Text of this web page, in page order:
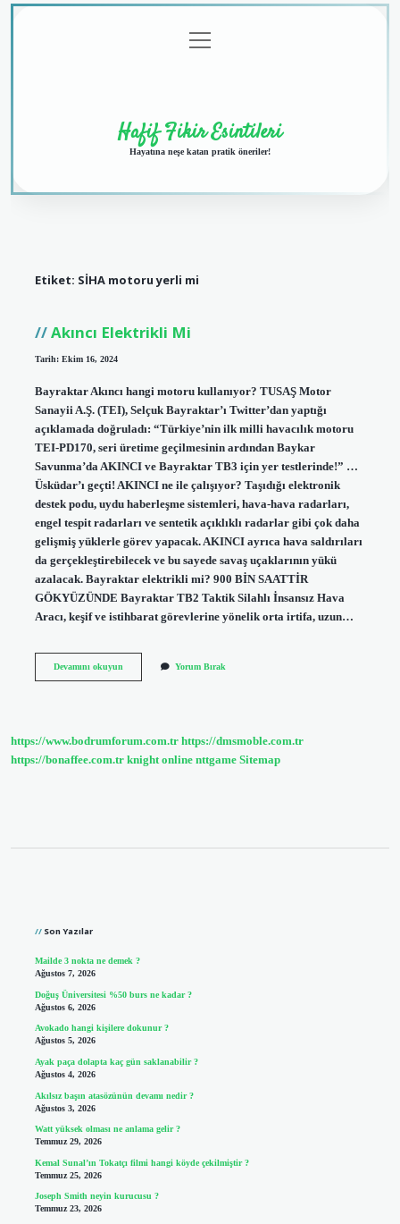
menüyü
aç
Hafif Fikir Esintileri
Hayatına neşe katan pratik öneriler!
Etiket: SİHA motoru yerli mi
Akıncı Elektrikli Mi
Tarih: Ekim 16, 2024
Bayraktar Akıncı hangi motoru kullanıyor? TUSAŞ Motor
Sanayii A.Ş. (TEI), Selçuk Bayraktar’ı Twitter’dan yaptığı
açıklamada doğruladı: “Türkiye’nin ilk milli havacılık motoru
TEI-PD170, seri üretime geçilmesinin ardından Baykar
Savunma’da AKINCI ve Bayraktar TB3 için yer testlerinde!” …
Üsküdar’ı geçti! AKINCI ne ile çalışıyor? Taşıdığı elektronik
destek podu, uydu haberleşme sistemleri, hava-hava radarları,
engel tespit radarları ve sentetik açıklıklı radarlar gibi çok daha
gelişmiş yüklerle görev yapacak. AKINCI ayrıca hava saldırıları
da gerçekleştirebilecek ve bu sayede savaş uçaklarının yükü
azalacak. Bayraktar elektrikli mi? 900 BİN SAATTİR
GÖKYÜZÜNDE Bayraktar TB2 Taktik Silahlı İnsansız Hava
Aracı, keşif ve istihbarat görevlerine yönelik orta irtifa, uzun…
Devamını okuyunAkıncı
Yorum Bırak
https://www.bodrumforum.com.tr https://dmsmoble.com.tr
https://bonaffee.com.tr knight online nttgame Sitemap
Son Yazılar
Mailde 3 nokta ne demek ?
Ağustos 7, 2026
Doğuş Üniversitesi %50 burs ne kadar ?
Ağustos 6, 2026
Avokado hangi kişilere dokunur ?
Ağustos 5, 2026
Ayak paça dolapta kaç gün saklanabilir ?
Ağustos 4, 2026
Akılsız başın atasözünün devamı nedir ?
Ağustos 3, 2026
Watt yüksek olması ne anlama gelir ?
Temmuz 29, 2026
Kemal Sunal’ın Tokatçı filmi hangi köyde çekilmiştir ?
Temmuz 25, 2026
Joseph Smith neyin kurucusu ?
Temmuz 23, 2026